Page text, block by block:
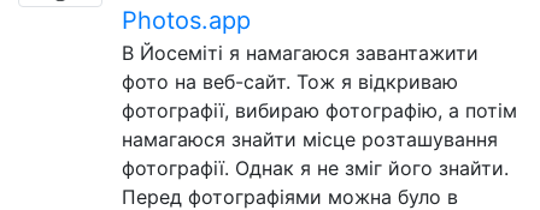
Photos.app
В Йосеміті я намагаюся завантажити
фото на веб-сайт. Тож я відкриваю
фотографії, вибираю фотографію, а потім
намагаюся знайти місце розташування
фотографії. Однак я не зміг його знайти.
Перед фотографіями можна було в